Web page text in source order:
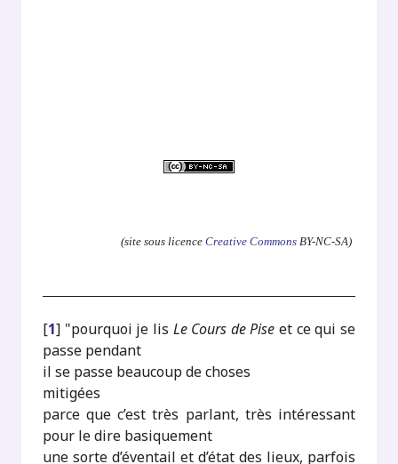
(site sous licence Creative CommonsBY-NC-SA)
[1] "pourquoi je lis Le Cours de Pise et ce qui se
passe pendant
il se passe beaucoup de choses
mitigées
parce que c’est très parlant, très intéressant
pour le dire basiquement
une sorte d’éventail et d’état des lieux, parfois